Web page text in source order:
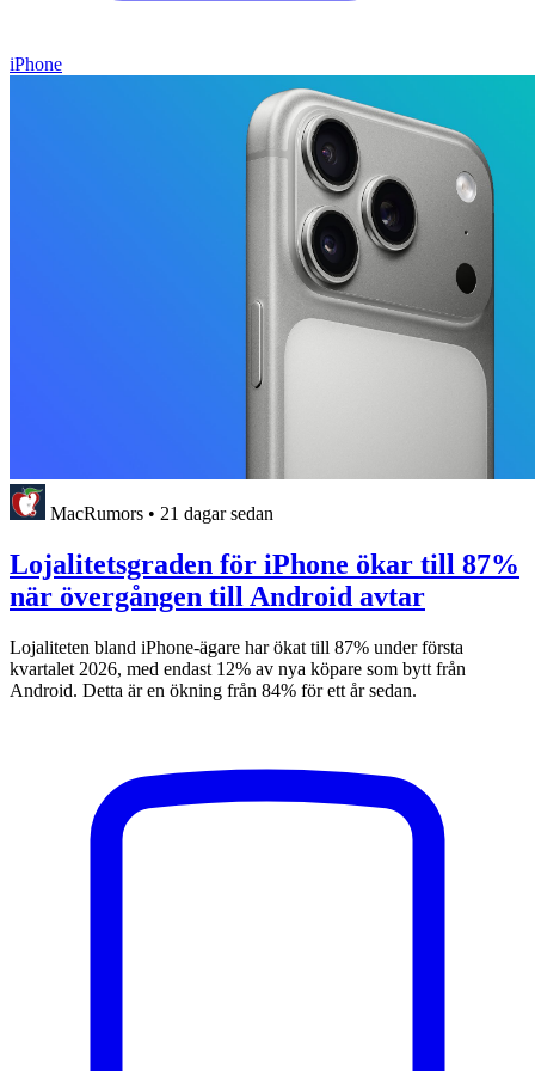
iPhone
MacRumors • 21 dagar sedan
Lojalitetsgraden för iPhone ökar till 87%
när övergången till Android avtar
Lojaliteten bland iPhone-ägare har ökat till 87% under första
kvartalet 2026, med endast 12% av nya köpare som bytt från
Android. Detta är en ökning från 84% för ett år sedan.